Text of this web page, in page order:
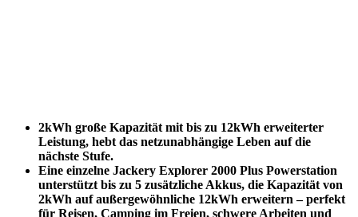
2kWh große Kapazität mit bis zu 12kWh erweiterter
Leistung, hebt das netzunabhängige Leben auf die
nächste Stufe.
Eine einzelne Jackery Explorer 2000 Plus Powerstation
unterstützt bis zu 5 zusätzliche Akkus, die Kapazität von
2kWh auf außergewöhnliche 12kWh erweitern – perfekt
für Reisen, Camping im Freien, schwere Arbeiten und